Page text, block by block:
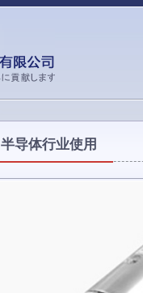
半导体行业使用